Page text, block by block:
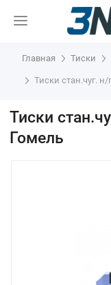
Главная Тиски
Тиски стан.чуг.
Тиски
Гомель